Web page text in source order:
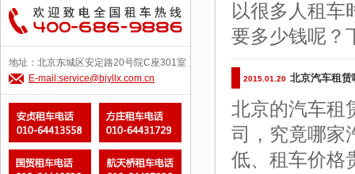
以很多人租车
要多少钱呢？
2015.01.20 北京汽车租
北京的汽车租
司，究竟哪家
低、租车价格
地址：北京东城区安定路20号院C座301室
E-mail:service@bjyllx.com.cn